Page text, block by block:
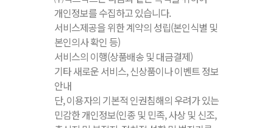
개인정보를 수집하고 있습니다.
서비스제공을 위한 계약의 성립(본인식별 및
본인의사 확인 등)
서비스의 이행(상품배송 및 대금결제)
기타 새로운 서비스, 신상품이나 이벤트 정보
안내
단, 이용자의 기본적 인권침해의 우려가 있는
민감한 개인정보(인종 및 민족, 사상 및 신조,